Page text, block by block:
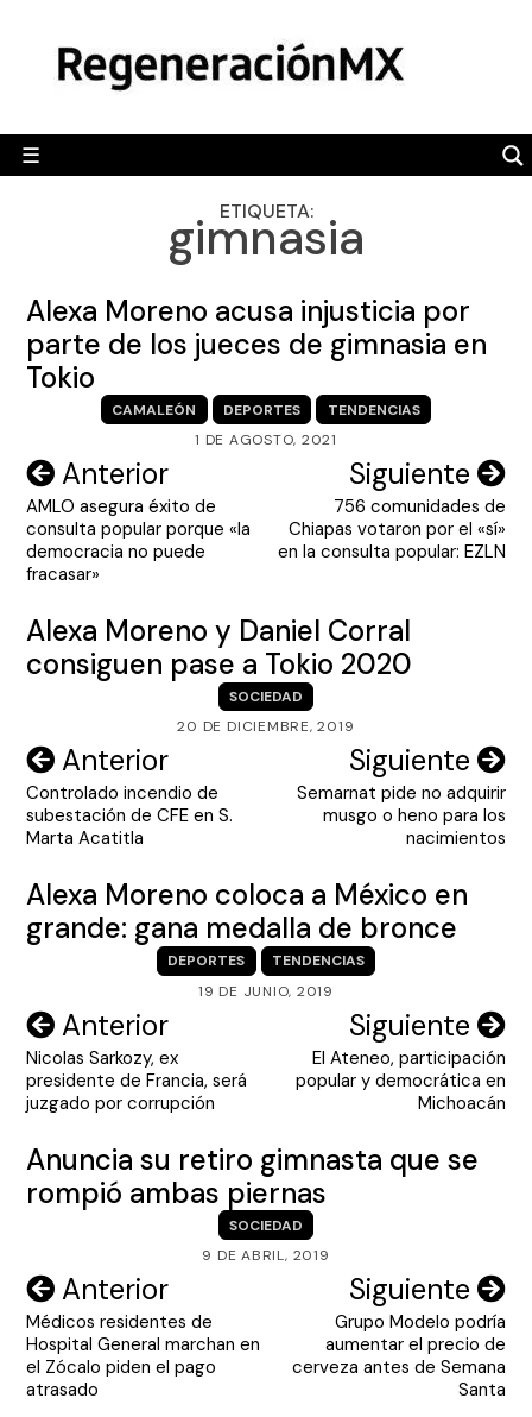
content
☰
POLÍTICA
CAMALEÓN
OPINIÓN
ENGLISH SECTION
ETIQUETA:
gimnasia
Alexa Moreno acusa injusticia por
parte de los jueces de gimnasia en
Tokio
CAMALEÓN DEPORTES
TENDENCIAS
1 DE AGOSTO, 2021
Navegación
de
entradas
Anterior
AMLO asegura éxito de
consulta popular porque «la
democracia no puede
fracasar»
Siguiente
756 comunidades de
Chiapas votaron por el «sí»
en la consulta popular: EZLN
Alexa Moreno y Daniel Corral
consiguen pase a Tokio 2020
SOCIEDAD
20 DE DICIEMBRE, 2019
Navegación
de
entradas
Anterior
Controlado incendio de
subestación de CFE en S.
Marta Acatitla
Siguiente
Semarnat pide no adquirir
musgo o heno para los
nacimientos
Alexa Moreno coloca a México en
grande: gana medalla de bronce
DEPORTES
TENDENCIAS
19 DE JUNIO, 2019
Navegación
de
entradas
Anterior
Nicolas Sarkozy, ex
presidente de Francia, será
juzgado por corrupción
Siguiente
El Ateneo, participación
popular y democrática en
Michoacán
Anuncia su retiro gimnasta que se
rompió ambas piernas
SOCIEDAD
9 DE ABRIL, 2019
Navegación
de
entradas
Anterior
Médicos residentes de
Hospital General marchan en
el Zócalo piden el pago
atrasado
Siguiente
Grupo Modelo podría
aumentar el precio de
cerveza antes de Semana
Santa